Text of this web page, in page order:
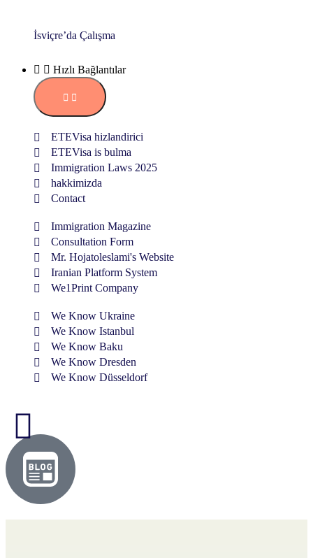
İsviçre’da Çalışma
Hızlı Bağlantılar
ETEVisa hizlandirici
ETEVisa is bulma
Immigration Laws 2025
hakkimizda
Contact
Immigration Magazine
Consultation Form
Mr. Hojatoleslami's Website
Iranian Platform System
We1Print Company
We Know Ukraine
We Know Istanbul
We Know Baku
We Know Dresden
We Know Düsseldorf